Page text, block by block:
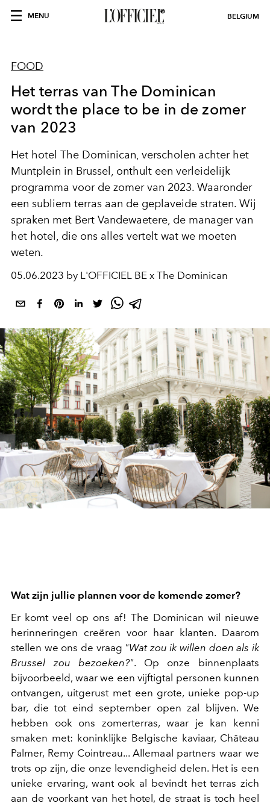
MENU BELGIUM
FOOD
Het terras van The Dominican
wordt the place to be in de zomer
van 2023
Het hotel The Dominican, verscholen achter het
Muntplein in Brussel, onthult een verleidelijk
programma voor de zomer van 2023. Waaronder
een subliem terras aan de geplaveide straten. Wij
spraken met Bert Vandewaetere, de manager van
het hotel, die ons alles vertelt wat we moeten
weten.
05.06.2023 by L'OFFICIEL BE x The Dominican
Wat zijn jullie plannen voor de komende zomer?
Er komt veel op ons af! The Dominican wil nieuwe
herinneringen creëren voor haar klanten. Daarom
stellen we ons de vraag "Wat zou ik willen doen als ik
Brussel zou bezoeken?". Op onze binnenplaats
bijvoorbeeld, waar we een vijftigtal personen kunnen
ontvangen, uitgerust met een grote, unieke pop-up
bar, die tot eind september open zal blijven. We
hebben ook ons zomerterras, waar je kan kenni
smaken met: koninklijke Belgische kaviaar, Château
Palmer, Remy Cointreau... Allemaal partners waar we
trots op zijn, die onze levendigheid delen. Het is een
unieke ervaring, want ook al bevindt het terras zich
aan de voorkant van het hotel, de straat is toch heel